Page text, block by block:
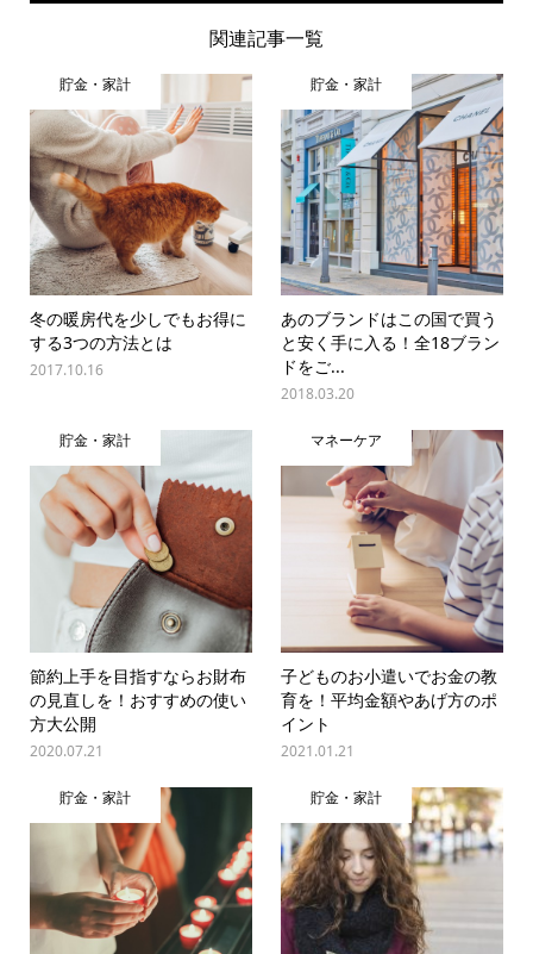
関連記事一覧
貯金・家計
冬の暖房代を少しでもお得に
する3つの方法とは
2017.10.16
貯金・家計
あのブランドはこの国で買う
と安く手に入る！全18ブラン
ドをご...
2018.03.20
貯金・家計
節約上手を目指すならお財布
の見直しを！おすすめの使い
方大公開
2020.07.21
マネーケア
子どものお小遣いでお金の教
育を！平均金額やあげ方のポ
イント
2021.01.21
貯金・家計 貯金・家計